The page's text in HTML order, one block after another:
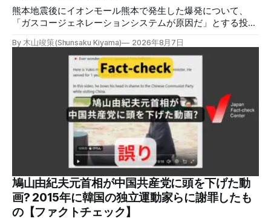
熊本地震後にイオンモール熊本で発生した爆発について、
「ガスコージェネレーションシステムが原因だ」とする投稿
ジェネレーションやガス発電機は設置していないことを確認
している」と発表し、LPガスが原因だった可能性が高いと説
明しています。またイオンは5日、事故原因を調べる事故調
査委員会を設置すると発表しました。 検証対象 拡散した投
ガスを燃料としてガスエンジンやガスタービンで発電し、排
熱を冷暖房などに利用する「ガスコージェネレーション」が
原因だとする投稿が拡散した（例1、例2）。 検証する理由
ソーシャルリスニングツールMeltwaterで調べると、これら
の投稿の表示回数は少なくとも合計194万回を超えている。
爆発の原因をめぐって、さまざまな根拠不明の情報が飛び交
っているため検証する。 検証過程 イオンモール熊本の爆発
2026年7月28日午後16時27分ごろ、熊本県で震度7の地震が
発生した。午後6時ごろ、嘉島町のショッピングセンター
「イ
By 木山竣策(Shunsaku Kiyama) 2026年8月7日
鳩山由紀夫元首相が中国共産党に頭を下げた動
画? 2015年に韓国の独立運動家らに謝罪したも
の【ファクトチェック】